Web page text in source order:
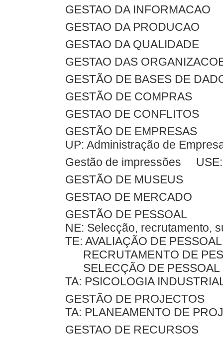
GESTAO DA INFORMACAO
GESTAO DA PRODUCAO
GESTAO DA QUALIDADE
GESTAO DAS
GESTÃO DE BASES DE
GESTÃO DE COMPRAS
GESTAO DE CONFLITOS
GESTÃO DE EMPRESAS
UP: Administração de
Gestão de impressões
GESTÃO DE MUSEUS
GESTAO DE MERCADO
GESTÃO DE PESSOAL
NE: Selecção, recrutamento,
TE: AVALIAÇÃO DE PESSOAL
RECRUTAMENTO DE
SELECÇÃO DE PESSOAL
TA: PSICOLOGIA
GESTÃO DE PROJECTOS
TA: PLANEAMENTO DE
GESTAO DE RECURSOS